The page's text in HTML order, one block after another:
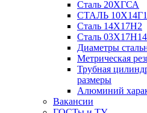
Сталь 20ХГСА
СТАЛЬ
Сталь 14Х17Н2
Сталь
Диаметры
Метрическая
Трубная
размеры
Алюминий
Вакансии